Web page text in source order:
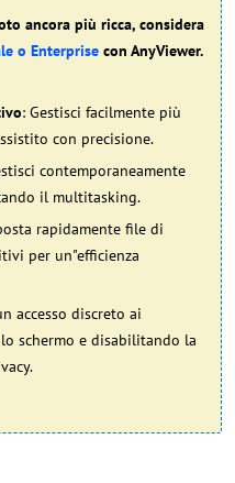
ancora più ricca, considera
o Enterprise con AnyViewer.
: Gestisci facilmente più
con precisione.
contemporaneamente
il multitasking.
rapidamente file di
per un"efficienza
accesso discreto ai
schermo e disabilitando la